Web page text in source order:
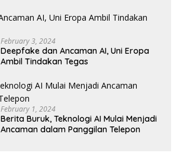
February 3, 2024
Deepfake dan Ancaman AI, Uni Eropa
Ambil Tindakan Tegas
February 1, 2024
Berita Buruk, Teknologi AI Mulai Menjadi
Ancaman dalam Panggilan Telepon